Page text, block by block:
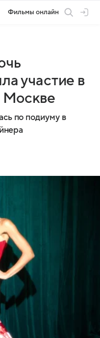
Фильмы онлайн
участие в
Москве
по подиуму в